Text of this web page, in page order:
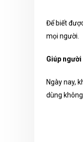
Để biết
mọi người.
Giúp
Ngày nay,
dùng